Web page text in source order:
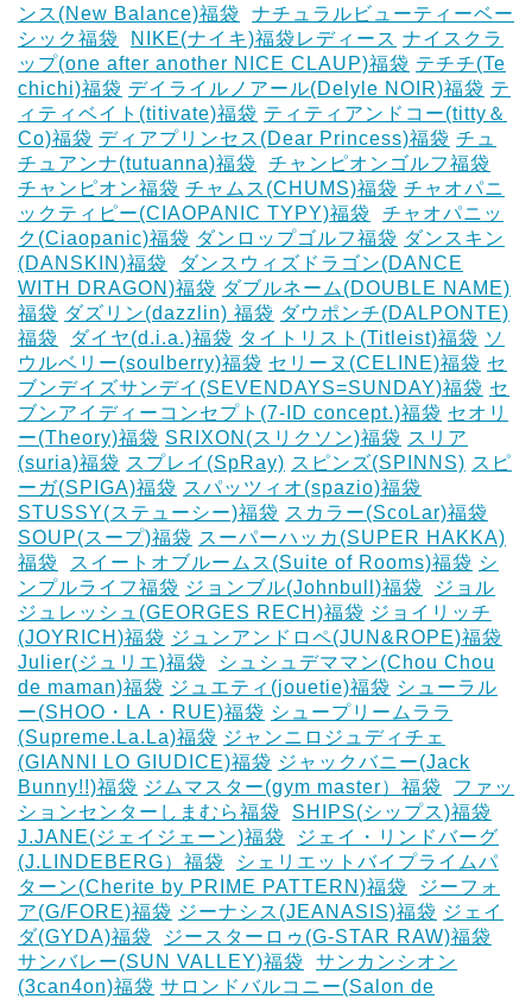
ンス(New Balance)福袋
ナチュラルビューティーベー
シック福袋
NIKE(ナイキ)福袋レディース ナイスクラ
ップ(one after another NICE CLAUP)福袋 テチチ(Te
chichi)福袋 デイライルノアール(Delyle NOIR)福袋 テ
ィティベイト(titivate)福袋 ティティアンドコー(titty＆
Co)福袋 ディアプリンセス(Dear Princess)福袋 チュ
チュアンナ(tutuanna)福袋
チャンピオンゴルフ福袋
チャンピオン福袋 チャムス(CHUMS)福袋 チャオパニ
ックティピー(CIAOPANIC TYPY)福袋
チャオパニッ
ク(Ciaopanic)福袋 ダンロップゴルフ福袋 ダンスキン
(DANSKIN)福袋
ダンスウィズドラゴン(DANCE
WITH DRAGON)福袋 ダブルネーム(DOUBLE NAME)
福袋 ダズリン(dazzlin) 福袋 ダウポンチ(DALPONTE)
福袋
ダイヤ(d.i.a.)福袋 タイトリスト(Titleist)福袋 ソ
ウルベリー(soulberry)福袋 セリーヌ(CELINE)福袋 セ
ブンデイズサンデイ(SEVENDAYS=SUNDAY)福袋 セ
ブンアイディーコンセプト(7-ID concept.)福袋 セオリ
ー(Theory)福袋 SRIXON(スリクソン)福袋 スリア
(suria)福袋 スプレイ(SpRay) スピンズ(SPINNS) スピ
ーガ(SPIGA)福袋 スパッツィオ(spazio)福袋
STUSSY(ステューシー)福袋 スカラー(ScoLar)福袋
SOUP(スープ)福袋 スーパーハッカ(SUPER HAKKA)
福袋
スイートオブルームス(Suite of Rooms)福袋 シ
ンプルライフ福袋 ジョンブル(Johnbull)福袋
ジョル
ジュレッシュ(GEORGES RECH)福袋 ジョイリッチ
(JOYRICH)福袋 ジュンアンドロペ(JUN&ROPE)福袋
Julier(ジュリエ)福袋
シュシュデママン(Chou Chou
de maman)福袋 ジュエティ(jouetie)福袋 シューラル
ー(SHOO・LA・RUE)福袋 シュープリームララ
(Supreme.La.La)福袋 ジャンニロジュディチェ
(GIANNI LO GIUDICE)福袋 ジャックバニー(Jack
Bunny!!)福袋 ジムマスター(gym master）福袋
ファッ
ションセンターしまむら福袋
SHIPS(シップス)福袋
J.JANE(ジェイジェーン)福袋
ジェイ・リンドバーグ
(J.LINDEBERG）福袋
シェリエットバイプライムパ
ターン(Cherite by PRIME PATTERN)福袋
ジーフォ
ア(G/FORE)福袋 ジーナシス(JEANASIS)福袋 ジェイ
ダ(GYDA)福袋
ジースターロゥ(G-STAR RAW)福袋
サンバレー(SUN VALLEY)福袋
サンカンシオン
(3can4on)福袋 サロンドバルコニー(Salon de